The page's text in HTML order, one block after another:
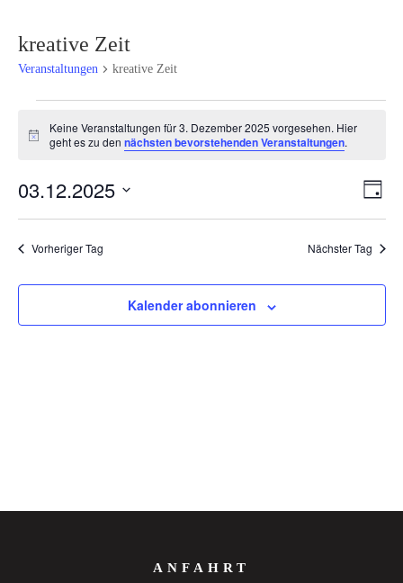
kreative Zeit
Veranstaltungen kreative Zeit
für
Dezember
2025
Hinweis
Keine Veranstaltungen für 3. Dezember 2025 vorgesehen. Hier
geht es zu dennächsten bevorstehenden Veranstaltungen.
Tag
03.12.2025
Vorheriger Tag Nächster Tag
Kalender abonnieren
ANFAHRT